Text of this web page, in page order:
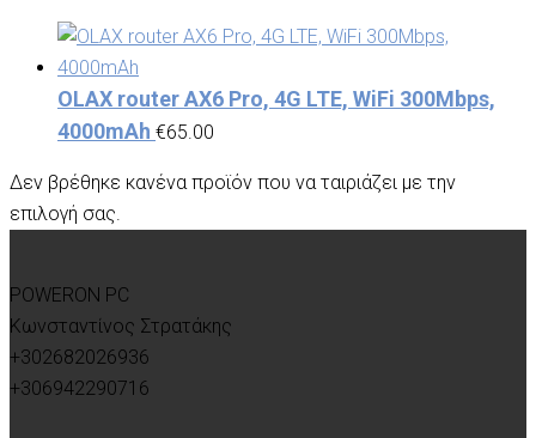
OLAX router AX6 Pro, 4G LTE, WiFi 300Mbps,
4000mAh €65.00
Δεν βρέθηκε κανένα προϊόν που να ταιριάζει με την
επιλογή σας.
POWERON PC
Κωνσταντίνος Στρατάκης
+302682026936
+306942290716